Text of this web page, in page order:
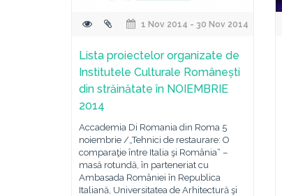
1 Nov 2014 - 30 Nov 2014
Lista proiectelor organizate de
Institutele Culturale Românești
din străinătate în NOIEMBRIE
2014
Accademia Di Romania din Roma 5
noiembrie /„Tehnici de restaurare: O
comparaţie între Italia şi România“ –
masă rotundă, în parteneriat cu
Ambasada României în Republica
Italiană, Universitatea de Arhitectură şi